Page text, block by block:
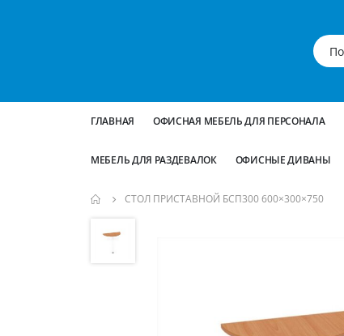
ГЛАВНАЯ ОФИСНАЯ МЕБЕЛЬ ДЛЯ ПЕРСОНАЛА
МЕБЕЛЬ ДЛЯ РАЗДЕВАЛОК ОФИСНЫЕ ДИВАНЫ
СТОЛ ПРИСТАВНОЙ БСП300 600×300×750
перейти